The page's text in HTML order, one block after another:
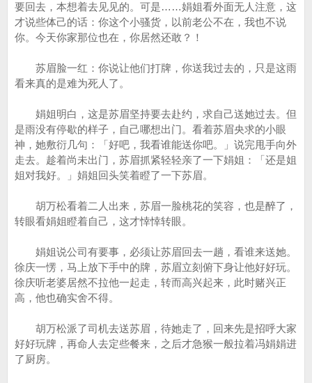
要回去，本想着去见见的。可是……娟姐看外面无人注意，这
才说些体己的话：你这个小骚货，以前老公不在，我也不说
你。今天你家那位也在，你居然还敢？！
苏眉脸一红：你说让他们打牌，你送我过去的，只是这雨
看来真的是难为死人了。
娟姐明白，这是苏眉坚持要去赴约，求自己送她过去。但
是雨没有停歇的样子，自己哪想出门。看着苏眉央求的小眼
神，她敷衍几句：「好吧，我看谁能送你吧。」说完甩手向外
走去。趁着尚未出门，苏眉抓紧轻轻亲了一下娟姐：「还是姐
姐对我好。」娟姐回头笑着瞪了一下苏眉。
胡万松看着二人出来，苏眉一脸桃花的笑容，也是醉了，
转眼看娟姐瞪着自己，这才悻悻转眼。
娟姐说公司有要事，必须让苏眉回去一趟，看谁来送她。
徐庆一愣，马上放下手中的牌，苏眉立刻俯下身让他好好玩。
徐庆听老婆居然不拉他一起走，转而高兴起来，此时赌兴正
高，他也确实舍不得。
胡万松派了司机去送苏眉，待她走了，回来先是招呼大家
好好玩牌，再命人去定些餐来，之后才急猴一般拉着冯娟娟进
了厨房。